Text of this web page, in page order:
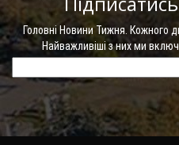
Головні Новини Тижня. Кожного
Найважливіші з них ми